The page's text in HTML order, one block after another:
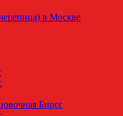
в Москве
Бирсс